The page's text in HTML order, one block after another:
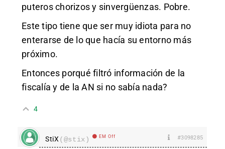
puteros chorizos y sinvergüenzas. Pobre.
Este tipo tiene que ser muy idiota para no
enterarse de lo que hacía su entorno más
próximo.
Entonces porqué filtró información de la
fiscalía y de la AN si no sabía nada?
4
StiX (@stix) EM Off #3098285